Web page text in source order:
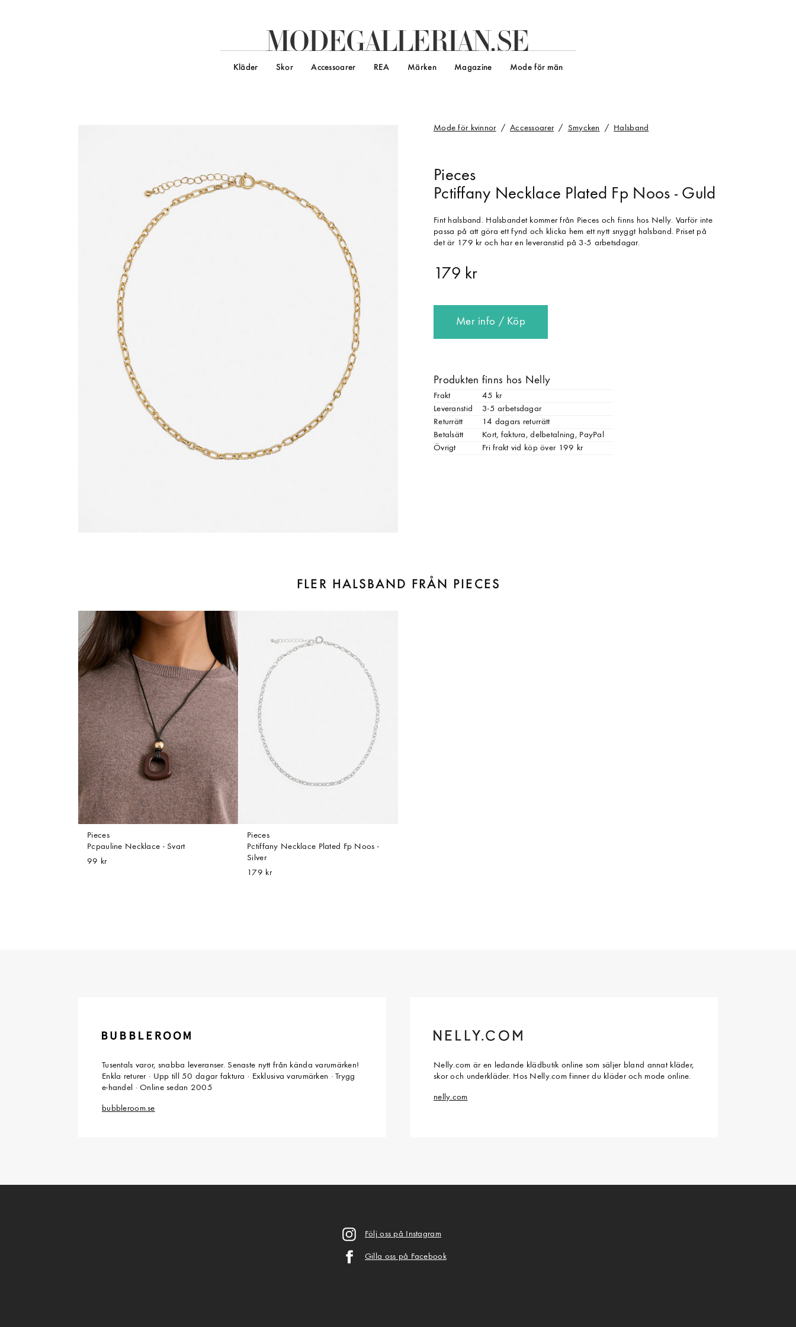
MODEGALLERIAN.SE
Kläder Skor Accessoarer REA Märken Magazine Mode för män
Mode för kvinnor Accessoarer Smycken Halsband
Pieces
Pctiffany Necklace Plated Fp Noos - Guld
Fint halsband. Halsbandet kommer från Pieces och finns hos Nelly. Varför inte
passa på att göra ett fynd och klicka hem ett nytt snyggt halsband. Priset på
det är 179 kr och har en leveranstid på 3-5 arbetsdagar.
179 kr
Mer info / Köp
Produkten finns hos Nelly
Frakt
45 kr
Leveranstid
3-5 arbetsdagar
Returrätt
14 dagars returrätt
Betalsätt
Kort, faktura, delbetalning, PayPal
Övrigt
Fri frakt vid köp över 199 kr
FLER HALSBAND FRÅN PIECES
Pieces
Pcpauline Necklace - Svart
99 kr
Pieces
Pctiffany Necklace Plated Fp Noos -
Silver
179 kr
Tusentals varor, snabba leveranser. Senaste nytt från kända varumärken!
Enkla returer · Upp till 50 dagar faktura · Exklusiva varumärken · Trygg
e-handel · Online sedan 2005
bubbleroom.se
Nelly.com är en ledande klädbutik online som säljer bland annat kläder,
skor och underkläder. Hos Nelly.com finner du kläder och mode online.
nelly.com
Följ oss på Instagram
Gilla oss på Facebook